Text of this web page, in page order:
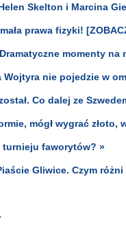
Skelton i Marcina
prawa fizyki!
momenty na
nie pojedzie w
Co dalej ze
mógł wygrać złoto,
turnieju faworytów? »
Gliwice. Czym